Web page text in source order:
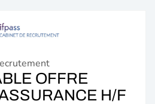
OFFRE
H/F